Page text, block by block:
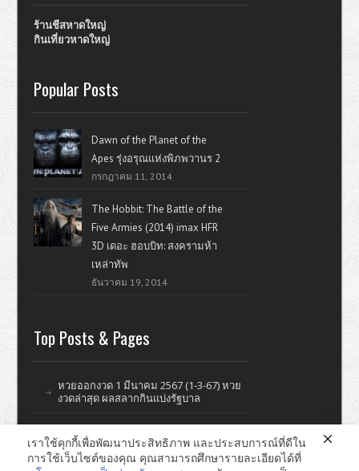
ร้านชีสหาดใหญ่
กินเที่ยวหาดใหญ่
Popular Posts
Dawn of the Planet of the
Apes รุ่งอรุณแห่งพิภพวานร 2
กรกฎาคม 11, 2014
The Hobbit: The Battle of the
Five Armies (2014) imax HFR
3D เดอะ ฮอบบิท: สงครามห้า
เหล่าทัพ
ธันวาคม 19, 2014
Top Posts & Pages
หวยออกงวด 1 มีนาคม 2567 (1-3-67) หวย
งวดล่าสุด ผลสลากกินแบ่งรัฐบาล
ดูหนังออนไลน์ หนังใหม่ แรงบันดาลใจ ไอที รีวิววิจารณ์หนังมั่วๆ
เราใช้คุกกี้เพื่อพัฒนาประสิทธิภาพ และประสบการณ์ที่ดีใน
การใช้เว็บไซต์ของคุณ คุณสามารถศึกษารายละเอียดได้ที่